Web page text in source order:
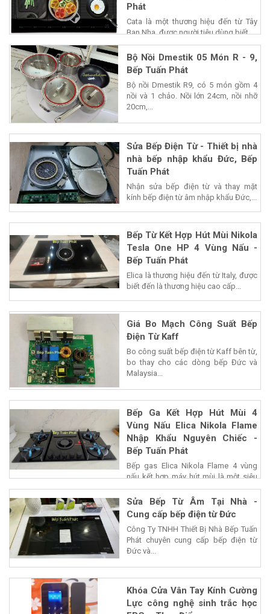
Phát
Cata là một thương hiệu đến từ Tây
Ban Nha, được người tiêu dùng biết...
Bộ Nồi Dmestik 05 Món R - 9,
Bếp Tuấn Phát
Bộ nồi Dmestik R9, có 5 món gồm 4
nồi và 1 chảo. Nồi lớn 24cm, nồi nhỡ
20cm,...
Sửa Bếp Điện Từ - Thiết bị nhà
nhà bếp nhập khẩu Đức, Bếp
Tuấn Phát
Nhận sửa bếp điện từ và thay mặt
kính bếp điện từ âm nhập khẩu Đức,...
Bếp Từ Kết Hợp Hút Mùi Nikola
Tesla One HP 4 Vùng Nấu -
Bếp Tuấn Phát
Elica là thương hiệu đến từ Italy, được
biết đến là thương hiệu cao cấp...
Giá Bo Mạch Công Suất Bếp
Điện Từ Kaff
Bo công suất bếp điện từ Kaff bên từ,
bo thay cho các dòng bếp Đức và
Malaysia...
Bếp Ga Kết Hợp Hút Mùi 4
Vùng Nấu Elica Nikola Flame
Nhập Khẩu Nguyên Chiếc -
Bếp Tuấn Phát
Bếp gas Elica Nikola Flame 4 vùng
nấu kết hợp máy hút mùi là một siêu
phẩm của...
Sửa Bếp Từ Âm Tại Nhà -
Cung cấp bếp điện từ Đức
Công Ty TNHH Thiết Bị Nhà Bếp Tuấn
Phát chuyên cung cấp bếp điện từ
Đức và...
Khóa Cửa Vân Tay Kính Cường
Lực công nghệ sinh trắc học